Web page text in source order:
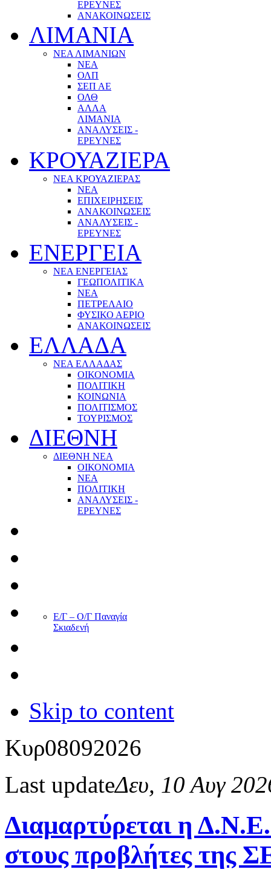
ΕΡΕΥΝΕΣ
ΑΝΑΚΟΙΝΩΣΕΙΣ
ΛΙΜΑΝΙΑ
ΝΕΑ ΛΙΜΑΝΙΩΝ
ΝΕΑ
ΟΛΠ
ΣΕΠ ΑΕ
ΟΛΘ
ΑΛΛΑ
ΛΙΜΑΝΙΑ
ΑΝΑΛΥΣΕΙΣ -
ΕΡΕΥΝΕΣ
ΚΡΟΥΑΖΙΕΡΑ
ΝΕΑ ΚΡΟΥΑΖΙΕΡΑΣ
NEA
ΕΠΙΧΕΙΡΗΣΕΙΣ
ΑΝΑΚΟΙΝΩΣΕΙΣ
ΑΝΑΛΥΣΕΙΣ -
ΕΡΕΥΝΕΣ
ΕΝΕΡΓΕΙΑ
ΝΕΑ ΕΝΕΡΓΕΙΑΣ
ΓΕΩΠΟΛΙΤΙΚΑ
ΝΕΑ
ΠΕΤΡΕΛΑΙΟ
ΦΥΣΙΚΟ ΑΕΡΙΟ
ΑΝΑΚΟΙΝΩΣΕΙΣ
ΕΛΛΑΔΑ
ΝΕΑ ΕΛΛΑΔΑΣ
ΟΙΚΟΝΟΜΙΑ
ΠΟΛΙΤΙΚΗ
ΚΟΙΝΩΝΙΑ
ΠΟΛΙΤΙΣΜΟΣ
ΤΟΥΡΙΣΜΟΣ
ΔΙΕΘΝΗ
ΔΙΕΘΝΗ ΝΕΑ
ΟΙΚΟΝΟΜΙΑ
ΝΕΑ
ΠΟΛΙΤΙΚΗ
ΑΝΑΛΥΣΕΙΣ -
ΕΡΕΥΝΕΣ
Ε/Γ – Ο/Γ Παναγία
Σκιαδενή
Skip to content
Κυρ08092026
Last updateΔευ, 10 Αυγ
Διαμαρτύρεται η
στους προβλήτες της